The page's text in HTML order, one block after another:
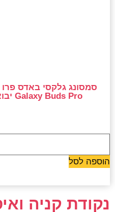
Galaxy Buds Pro יבואן רשמי
הוספה לסל
נקודת קניה